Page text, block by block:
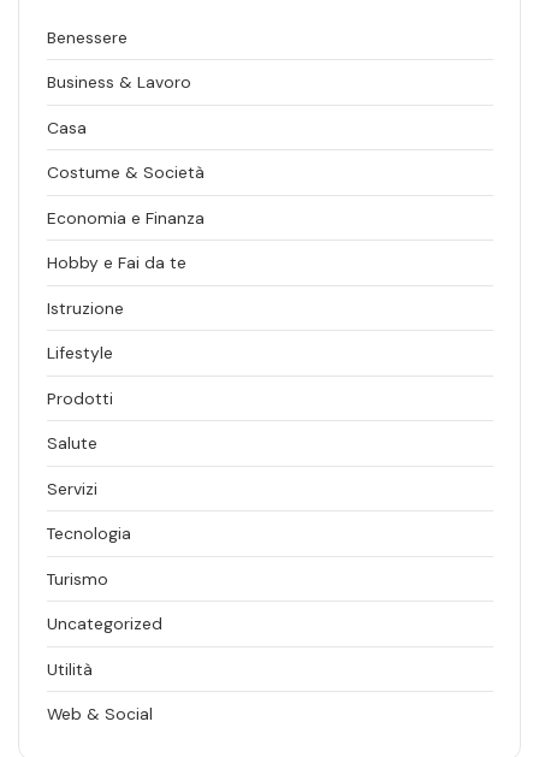
Benessere
Business & Lavoro
Casa
Costume & Società
Economia e Finanza
Hobby e Fai da te
Istruzione
Lifestyle
Prodotti
Salute
Servizi
Tecnologia
Turismo
Uncategorized
Utilità
Web & Social